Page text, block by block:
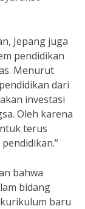
Jepang juga
pendidikan
Menurut
dari
investasi
Oleh karena
terus
bahwa
bidang
baru